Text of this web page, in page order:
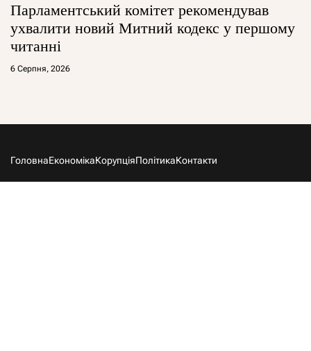
Парламентський комітет рекомендував
ухвалити новий Митний кодекс у першому
читанні
6 Серпня, 2026
ГоловнаЕкономікаКорупціяПолітикаКонтакти